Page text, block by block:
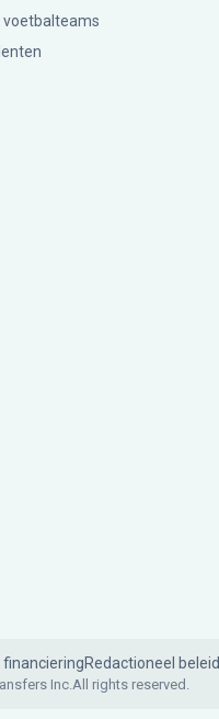
voetbalteams
Redactioneel beleid
Inc.All rights reserved.